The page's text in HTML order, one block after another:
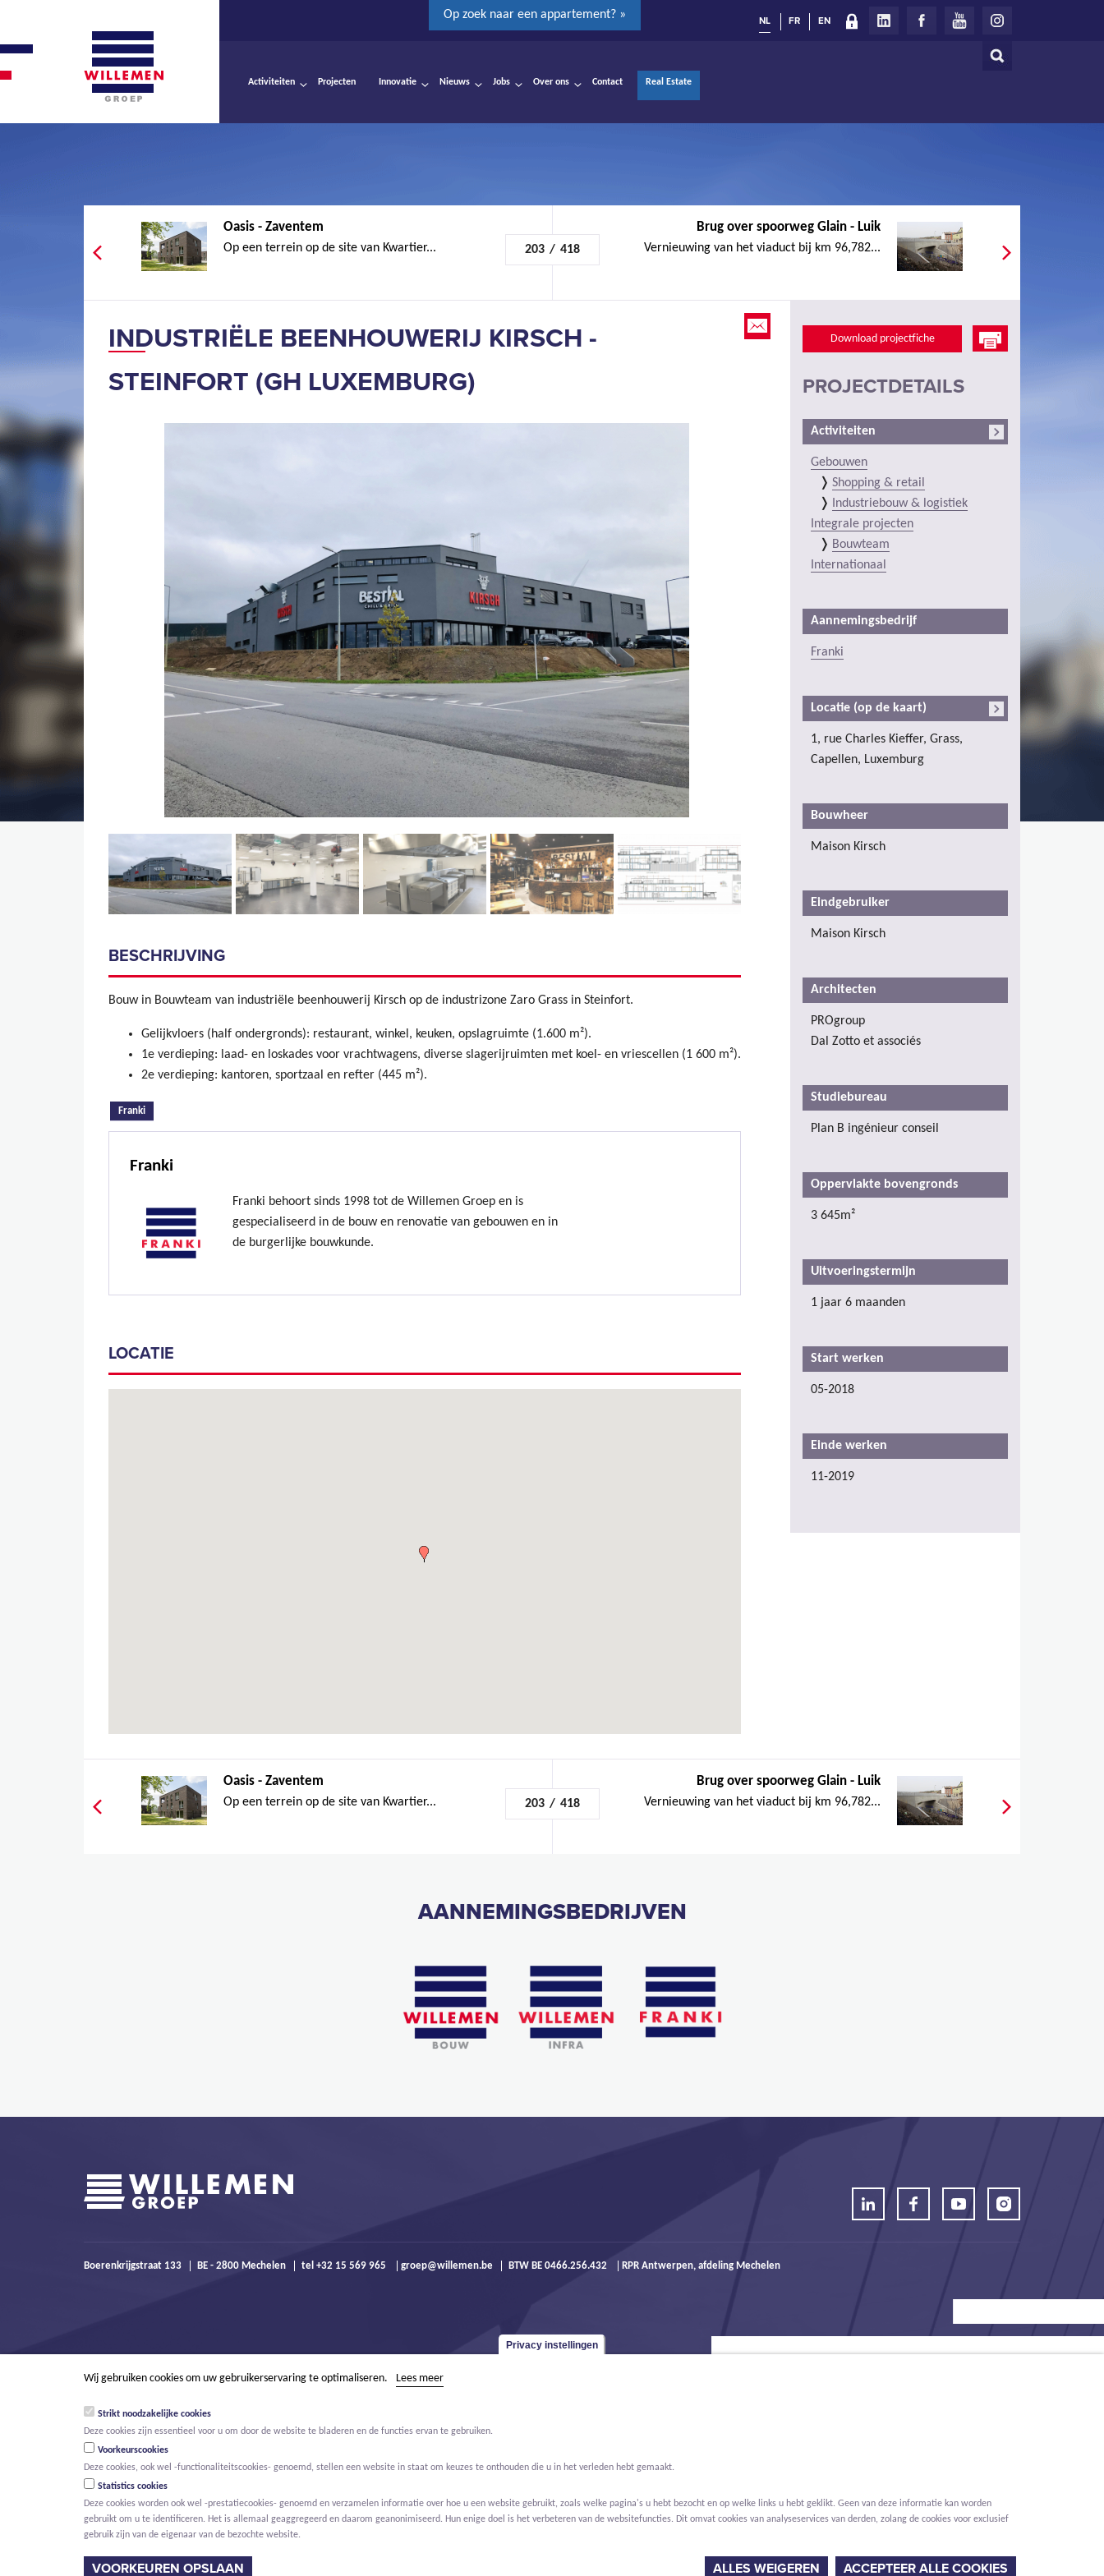
Op zoek naar een appartement? »
Zoeken
NL FR EN
Activiteiten Projecten Innovatie Nieuws Jobs Over ons Contact Real Estate
Oasis - Zaventem
Op een terrein op de site van Kwartier... 203 / 418
Brug over spoorweg Glain - Luik
Vernieuwing van het viaduct bij km 96,782...
INDUSTRIËLE BEENHOUWERIJ KIRSCH -
STEINFORT (GH LUXEMBURG)
BESCHRIJVING
Bouw in Bouwteam van industriële beenhouwerij Kirsch op de industrizone Zaro Grass in Steinfort.
Gelijkvloers (half ondergronds): restaurant, winkel, keuken, opslagruimte (1.600 m²).
1e verdieping: laad- en loskades voor vrachtwagens, diverse slagerijruimten met koel- en vriescellen (1 600 m²).
2e verdieping: kantoren, sportzaal en refter (445 m²).
Franki
Franki
Franki behoort sinds 1998 tot de Willemen Groep en is
gespecialiseerd in de bouw en renovatie van gebouwen en in
de burgerlijke bouwkunde.
LOCATIE
Download projectfiche
PROJECTDETAILS
Activiteiten
Gebouwen
Shopping & retail
Industriebouw & logistiek
Integrale projecten
Bouwteam
Internationaal
Aannemingsbedrijf
Franki
Locatie (op de kaart)
1, rue Charles Kieffer, Grass,
Capellen, Luxemburg
Bouwheer
Maison Kirsch
Eindgebruiker
Maison Kirsch
Architecten
PROgroup
Dal Zotto et associés
Studiebureau
Plan B ingénieur conseil
Oppervlakte bovengronds
3 645m²
Uitvoeringstermijn
1 jaar 6 maanden
Start werken
05-2018
Einde werken
11-2019
Oasis - Zaventem
Op een terrein op de site van Kwartier... 203 / 418
Brug over spoorweg Glain - Luik
Vernieuwing van het viaduct bij km 96,782...
AANNEMINGSBEDRIJVEN
Boerenkrijgstraat 133 BE - 2800 Mechelen tel +32 15 569 965 groep@willemen.be BTW BE 0466.256.432 RPR Antwerpen, afdeling Mechelen
© Willemen Groep Activiteiten Projecten Innovatie
Privacy instellingen
Wij gebruiken cookies om uw gebruikerservaring te optimaliseren. Lees meer
Strikt noodzakelijke cookies
Deze cookies zijn essentieel voor u om door de website te bladeren en de functies ervan te gebruiken.
Voorkeurscookies
Deze cookies, ook wel -functionaliteitscookies- genoemd, stellen een website in staat om keuzes te onthouden die u in het verleden hebt gemaakt.
Statistics cookies
Deze cookies worden ook wel -prestatiecookies- genoemd en verzamelen informatie over hoe u een website gebruikt, zoals welke pagina's u hebt bezocht en op welke links u hebt geklikt. Geen van deze informatie kan worden
gebruikt om u te identificeren. Het is allemaal geaggregeerd en daarom geanonimiseerd. Hun enige doel is het verbeteren van de websitefuncties. Dit omvat cookies van analyseservices van derden, zolang de cookies voor exclusief
gebruik zijn van de eigenaar van de bezochte website.
VOORKEUREN OPSLAAN ALLES WEIGEREN ACCEPTEER ALLE COOKIES